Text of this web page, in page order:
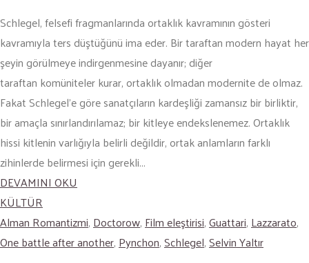
Schlegel, felsefi fragmanlarında ortaklık kavramının gösteri
kavramıyla ters düştüğünü ima eder. Bir taraftan modern hayat her
şeyin görülmeye indirgenmesine dayanır; diğer
taraftan komüniteler kurar, ortaklık olmadan modernite de olmaz.
Fakat Schlegel’e göre sanatçıların kardeşliği zamansız bir birliktir,
bir amaçla sınırlandırılamaz; bir kitleye endekslenemez. Ortaklık
hissi kitlenin varlığıyla belirli değildir, ortak anlamların farklı
zihinlerde belirmesi için gerekli...
DEVAMINI OKU
KÜLTÜR
Alman Romantizmi,Doctorow,Film eleştirisi,Guattari,Lazzarato,
One battle after another,Pynchon,Schlegel,Selvin Yaltır